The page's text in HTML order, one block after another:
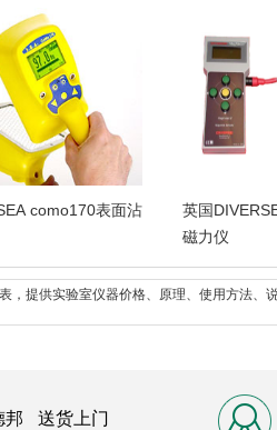
como170表面沾
英国
磁力仪
，提供实验室仪器价格、原理、使用方法、
邦 送货上门